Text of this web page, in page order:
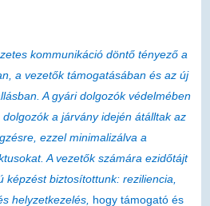
kommunikáció döntő tényező a
a vezetők támogatásában és az új
A gyári dolgozók védelmében
a járvány idején átálltak az
ezzel minimalizálva a
A vezetők számára ezidőtájt
képzést biztosítottunk: reziliencia,
helyzetkezelés, hogy támogató és